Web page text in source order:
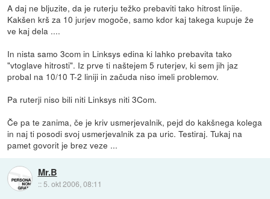
A daj ne bljuzite, da je ruterju težko prebaviti tako hitrost linije.
Kakšen krš za 10 jurjev mogoče, samo kdor kaj takega kupuje že
ve kaj dela ....
In nista samo 3com in Linksys edina ki lahko prebavita tako
"vtoglave hitrosti". Iz prve ti naštejem 5 ruterjev, ki sem jih jaz
probal na 10/10 T-2 liniji in začuda niso imeli problemov.
Pa ruterji niso bili niti Linksys niti 3Com.
Če pa te zanima, če je kriv usmerjevalnik, pejd do kakšnega kolega
in naj ti posodi svoj usmerjevalnik za pa uric. Testiraj. Tukaj na
pamet govorit je brez veze ...
Mr.B
:: 5. okt 2006, 08:11